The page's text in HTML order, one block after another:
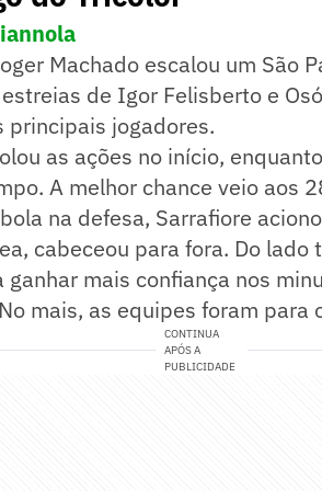
Machado escalou um São
de Igor Felisberto e
principais jogadores.
as ações no início,
A melhor chance veio aos
na defesa, Sarrafiore
cabeceou para fora. Do
ganhar mais confiança nos
mais, as equipes foram para
CONTINUA
APÓS A
PUBLICIDADE